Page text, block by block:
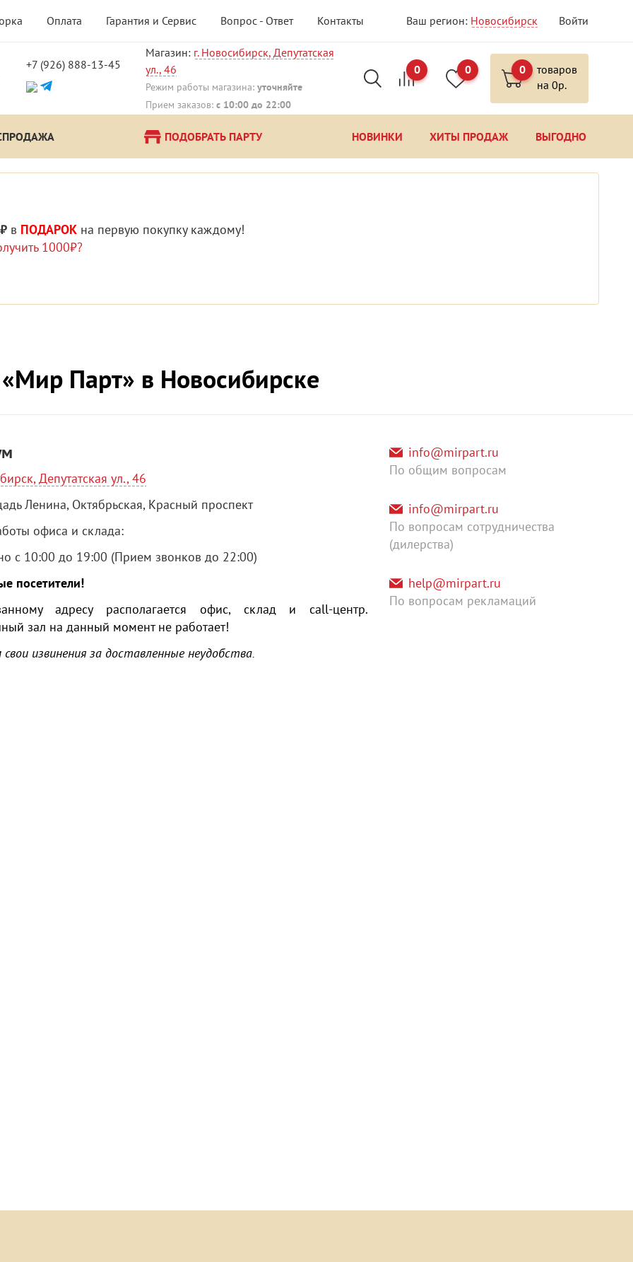
Оплата Гарантия и Сервис Вопрос - Ответ Контакты Ваш регион: Новосибирск Войти
+7 (926) 888-13-45
Магазин: г. Новосибирск, Депутатская
ул., 46
Режим работы магазина: уточняйте
Прием заказов: с 10:00 до 22:00
0 0 0
товаров
на 0р.
ПОДОБРАТЬ ПАРТУ НОВИНКИ ХИТЫ ПРОДАЖ ВЫГОДНО
в ПОДАРОК на первую покупку каждому!
1000₽?
Парт» в Новосибирске
Депутатская ул., 46
Ленина, Октябрьская, Красный проспект
офиса и склада:
с 10:00 до 19:00 (Прием звонков до 22:00)
посетители!
адресу располагается офис, склад и call-центр.
зал на данный момент не работает!
извинения за доставленные неудобства.
info@mirpart.ru
По общим вопросам
info@mirpart.ru
По вопросам сотрудничества
(дилерства)
help@mirpart.ru
По вопросам рекламаций